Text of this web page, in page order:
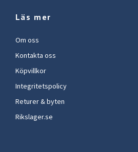
Läs mer
Om oss
Kontakta oss
Köpvillkor
Integritetspolicy
Returer & byten
Rikslager.se